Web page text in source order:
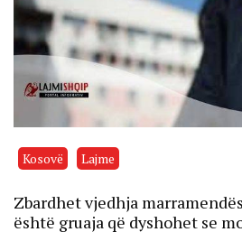
Kosovë Lajme
Zbardhet vjedhja
është gruaja që dyshohet se